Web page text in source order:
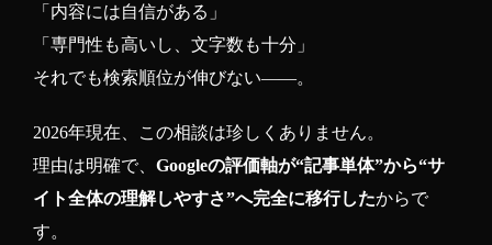
「内容には自信がある」
「専門性も高いし、文字数も十分」
それでも検索順位が伸びない——。
2026年現在、この相談は珍しくありません。
理由は明確で、 Googleの評価軸が“記事単体”から“サ
イト全体の理解しやすさ”へ完全に移行したからで
す。